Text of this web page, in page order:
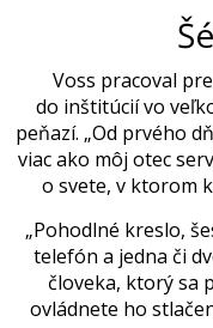
Voss pracoval
do inštitúcií vo
peňazí. „Od prvého
viac ako môj otec
o svete, v ktorom
„Pohodlné kreslo,
telefón a jedna či
človeka, ktorý sa
ovládnete ho